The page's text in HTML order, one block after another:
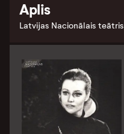
Aplis
Latvijas Nacionālais teātris